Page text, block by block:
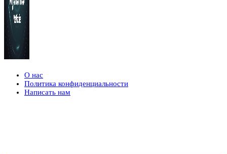
О нас
Политика конфиденциальности
Написать нам